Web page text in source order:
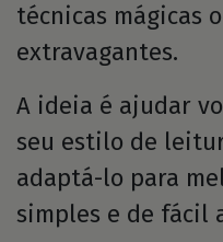
técnicas mágicas
extravagantes.
A ideia é ajudar
seu estilo de
adaptá-lo para
simples e de fácil